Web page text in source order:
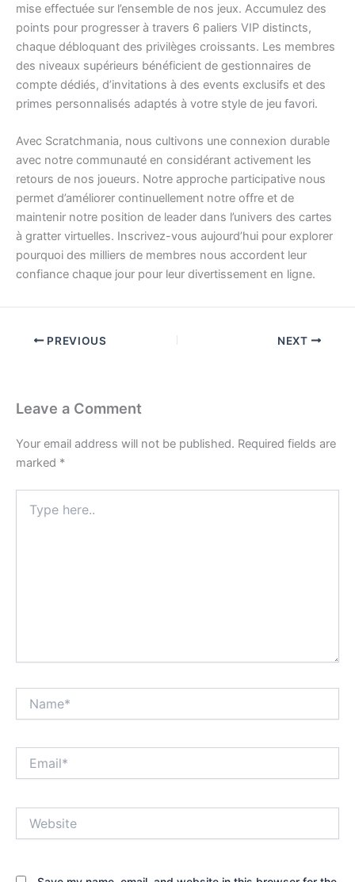
mise effectuée sur l’ensemble de nos jeux. Accumulez des
points pour progresser à travers 6 paliers VIP distincts,
chaque débloquant des privilèges croissants. Les membres
des niveaux supérieurs bénéficient de gestionnaires de
compte dédiés, d’invitations à des events exclusifs et des
primes personnalisés adaptés à votre style de jeu favori.
Avec Scratchmania, nous cultivons une connexion durable
avec notre communauté en considérant activement les
retours de nos joueurs. Notre approche participative nous
permet d’améliorer continuellement notre offre et de
maintenir notre position de leader dans l’univers des cartes
à gratter virtuelles. Inscrivez-vous aujourd’hui pour explorer
pourquoi des milliers de membres nous accordent leur
confiance chaque jour pour leur divertissement en ligne.
PREVIOUS NEXT
Leave a Comment
Your email address will not be published. Required fields are
marked *
here..